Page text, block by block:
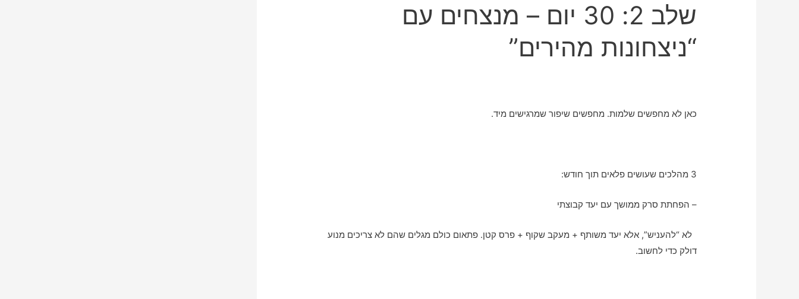
שלב 2: 30 יום – מנצחים עם
“ניצחונות מהירים”
כאן לא מחפשים שלמות. מחפשים שיפור שמרגישים מיד.
3 מהלכים שעושים פלאים תוך חודש:
– הפחתת סרק ממושך עם יעד קבוצתי
לא “להעניש”, אלא יעד משותף + מעקב שקוף + פרס קטן. פתאום כולם מגלים שהם לא צריכים מנוע
דולק כדי לחשוב.